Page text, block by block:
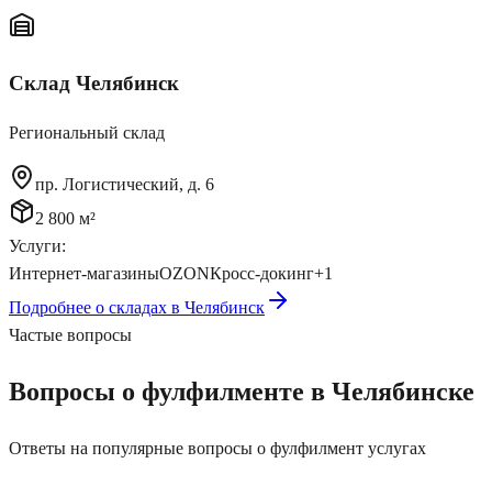
Склад Челябинск
Региональный склад
пр. Логистический, д. 6
2 800 м²
Услуги:
Интернет-магазиныOZONКросс-докинг+1
Подробнее о складах в Челябинск
Частые вопросы
Вопросы о фулфилменте в Челябинске
Ответы на популярные вопросы о фулфилмент услугах